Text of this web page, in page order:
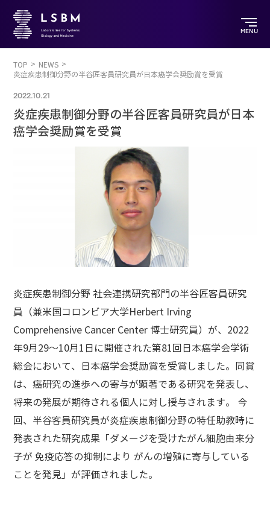
MENU
TOP
NEWS
炎症疾患制御分野の半谷匠客員研究員が日本癌学会奨励賞を受賞
2022.10.21
炎症疾患制御分野の半谷匠客員研究員が日本
癌学会奨励賞を受賞
炎症疾患制御分野 社会連携研究部門の半谷匠客員研究
員（兼米国コロンビア大学Herbert Irving
Comprehensive Cancer Center 博士研究員）が、2022
年9月29～10月1日に開催された第81回日本癌学会学術
総会において、日本癌学会奨励賞を受賞しました。同賞
は、癌研究の進歩への寄与が顕著である研究を発表し、
将来の発展が期待される個人に対し授与されます。 今
回、半谷客員研究員が炎症疾患制御分野の特任助教時に
発表された研究成果「ダメージを受けたがん細胞由来分
子が 免疫応答の抑制により がんの増殖に寄与している
ことを発見」が評価されました。